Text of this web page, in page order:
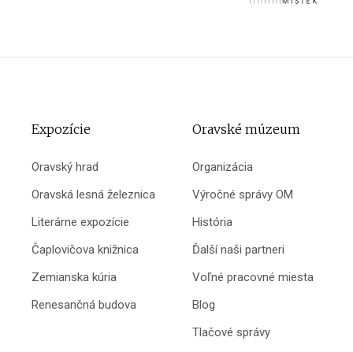
Expozície
Oravský hrad
Oravská lesná železnica
Literárne expozície
Čaplovičova knižnica
Zemianska kúria
Renesančná budova
Oravské múzeum
Organizácia
Výročné správy OM
História
Ďalší naši partneri
Voľné pracovné miesta
Blog
Tlačové správy